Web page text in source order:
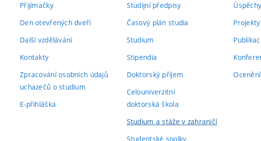
Přijímačky
Den otevřených dveří
Další vzdělávání
Kontakty
Zpracování osobních údajů
uchazečů o studium
E-přihláška
Studijní předpisy
Časový plán studia
Studium
Stipendia
Doktorský příjem
Celouniverzitní
doktorská škola
Studium a stáže v zahraničí
Studentské spolky
Úspěchy
Projekty
Ocenění